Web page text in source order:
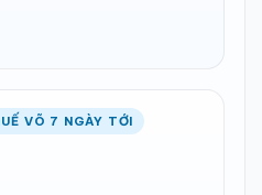
VÕ 7 NGÀY TỚI